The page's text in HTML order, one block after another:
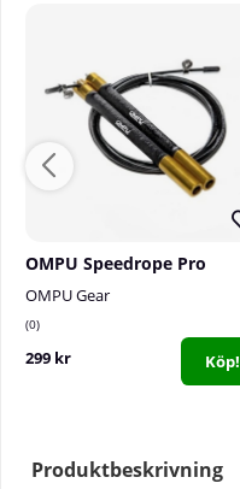
OMPU Speedrope Pro
OMPU Gear
0
299 kr Köp!
Produktbeskrivning